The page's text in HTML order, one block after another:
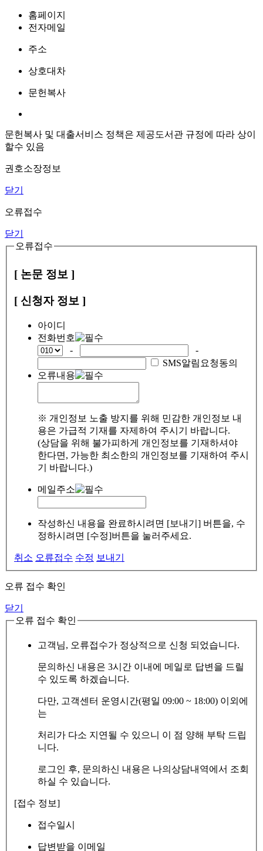
홈페이지
전자메일
주소
상호대차
문헌복사
문헌복사 및 대출서비스 정책은 제공도서관 규정에 따라 상이
할수 있음
권호소장정보
닫기
오류접수
닫기
오류접수
[ 논문 정보 ]
[ 신청자 정보 ]
아이디
전화번호
-
-
SMS알림요청동의
오류내용
※ 개인정보 노출 방지를 위해 민감한 개인정보 내
용은 가급적 기재를 자제하여 주시기 바랍니다.
(상담을 위해 불가피하게 개인정보를 기재하셔야
한다면, 가능한 최소한의 개인정보를 기재하여 주시
기 바랍니다.)
메일주소
작성하신 내용을 완료하시려면 [보내기] 버튼을, 수
정하시려면 [수정]버튼을 눌러주세요.
취소 오류접수 수정 보내기
오류 접수 확인
닫기
오류 접수 확인
고객님, 오류접수가 정상적으로 신청 되었습니다.
문의하신 내용은 3시간 이내에 메일로 답변을 드릴
수 있도록 하겠습니다.
다만, 고객센터 운영시간(평일 09:00 ~ 18:00) 이외에
는
처리가 다소 지연될 수 있으니 이 점 양해 부탁 드립
니다.
로그인 후, 문의하신 내용은 나의상담내역에서 조회
하실 수 있습니다.
[접수 정보]
접수일시
답변받을 이메일